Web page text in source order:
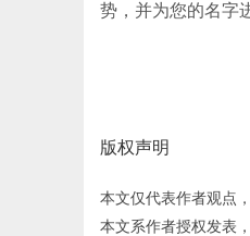
势，并为您的名字
版权声明
本文仅代表作者观点
本文系作者授权发表